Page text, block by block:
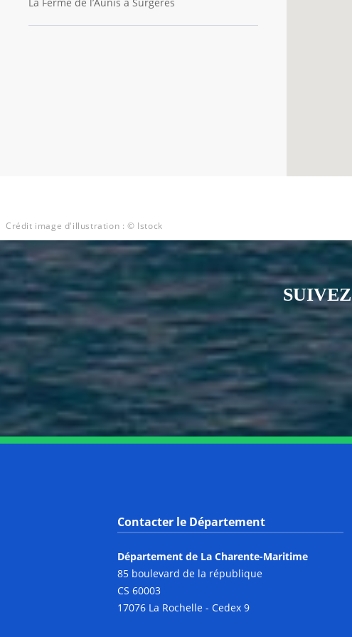
Crédit image d'illustration : © Istock
Contacter le Département
Département de La Charente-Maritime
85 boulevard de la république
CS 60003
17076 La Rochelle - Cedex 9